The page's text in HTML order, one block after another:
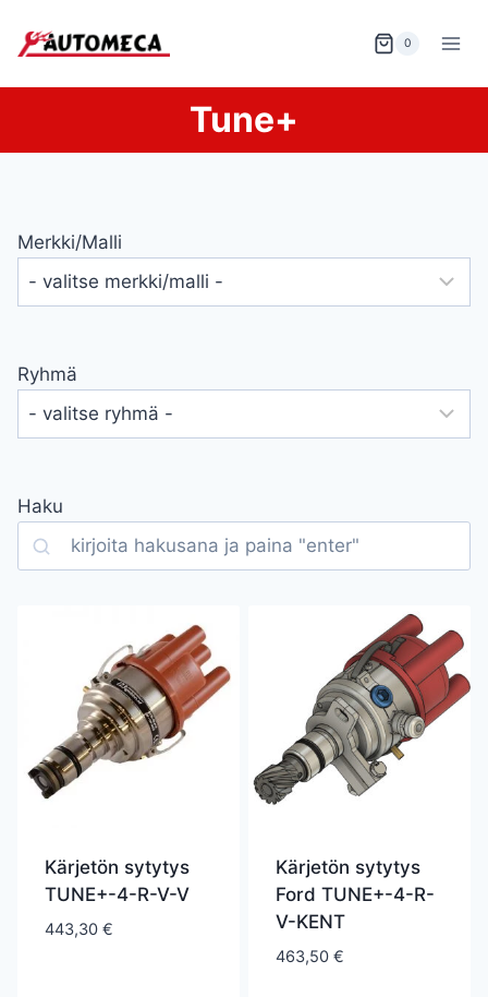
sisältöön
0
Tune+
Merkki/malli
Ryhmä
Haku
Search
Kärjetön sytytys
TUNE+-4-R-V-V
443,30 €
Kärjetön sytytys
Ford TUNE+-4-R-
V-KENT
463,50 €